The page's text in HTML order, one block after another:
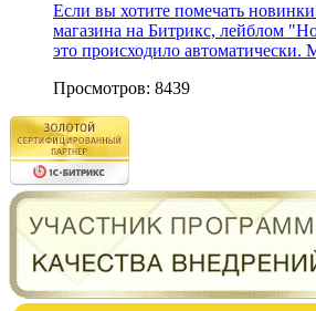
Если вы хотите помечать
магазина на Битрикс, лейблом
это происходило автоматически.
Просмотров: 8439